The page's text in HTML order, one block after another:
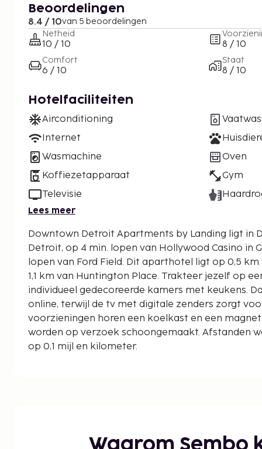
Beoordelingen
8.4 / 10van 5 beoordelingen
Netheid
10 / 10
Comfort
6 / 10
8 / 10
Staat
8 / 10
Hotelfaciliteiten
Airconditioning
Internet
Wasmachine
Koffiezetapparaat
Televisie
Oven
Gym
Lees meer
Downtown Detroit Apartments by Landing ligt in
Detroit, op 4 min. lopen van Hollywood Casino in
lopen van Ford Field. Dit aparthotel ligt op 0,5 km van Comericapark en op
1,1 km van Huntington Place. Trakteer jezelf op
individueel gedecoreerde kamers met keukens.
online, terwijl de tv met digitale zenders zorgt
voorzieningen horen een koelkast en een
worden op verzoek schoongemaakt. Afstanden
op 0,1 mijl en kilometer.
Ford Field - 0,5 km